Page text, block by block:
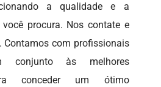
a qualidade e a
procura. Nos contate e
Contamos com profissionais
conjunto às melhores
conceder um ótimo